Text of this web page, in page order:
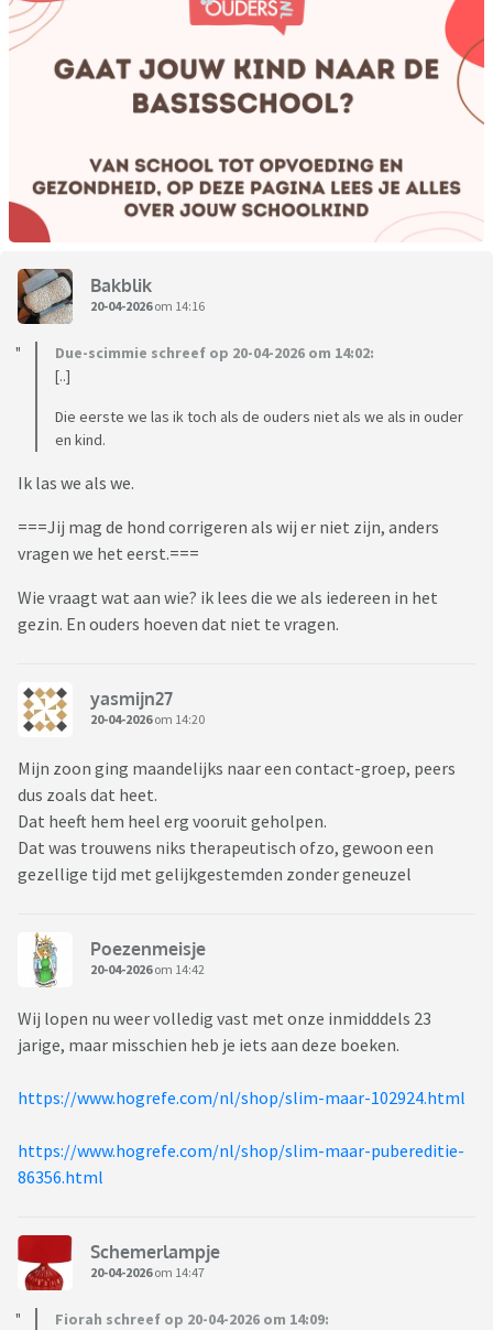
Bakblik
20-04-2026om 14:16
Due-scimmie schreef op 20-04-2026 om 14:02:
[..]
Die eerste we las ik toch als de ouders niet als we als in ouder
en kind.
Ik las we als we.
===Jij mag de hond corrigeren als wij er niet zijn, anders
vragen we het eerst.===
Wie vraagt wat aan wie? ik lees die we als iedereen in het
gezin. En ouders hoeven dat niet te vragen.
yasmijn27
20-04-2026om 14:20
Mijn zoon ging maandelijks naar een contact-groep, peers
dus zoals dat heet.
Dat heeft hem heel erg vooruit geholpen.
Dat was trouwens niks therapeutisch ofzo, gewoon een
gezellige tijd met gelijkgestemden zonder geneuzel
Poezenmeisje
20-04-2026om 14:42
Wij lopen nu weer volledig vast met onze inmidddels 23
jarige, maar misschien heb je iets aan deze boeken.
https://www.hogrefe.com/nl/shop/slim-maar-102924.html
https://www.hogrefe.com/nl/shop/slim-maar-pubereditie-
86356.html
Schemerlampje
20-04-2026om 14:47
Fiorah schreef op 20-04-2026 om 14:09: